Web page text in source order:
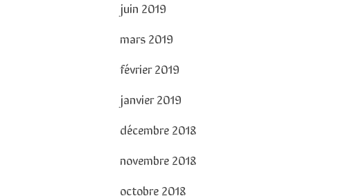
juin 2019
mars 2019
février 2019
janvier 2019
décembre 2018
novembre 2018
octobre 2018